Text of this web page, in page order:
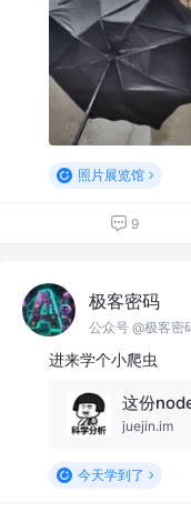
照片展览馆
9
极客密码
公众号 @极客密
进来学个小爬虫
juejin.im
今天学到了